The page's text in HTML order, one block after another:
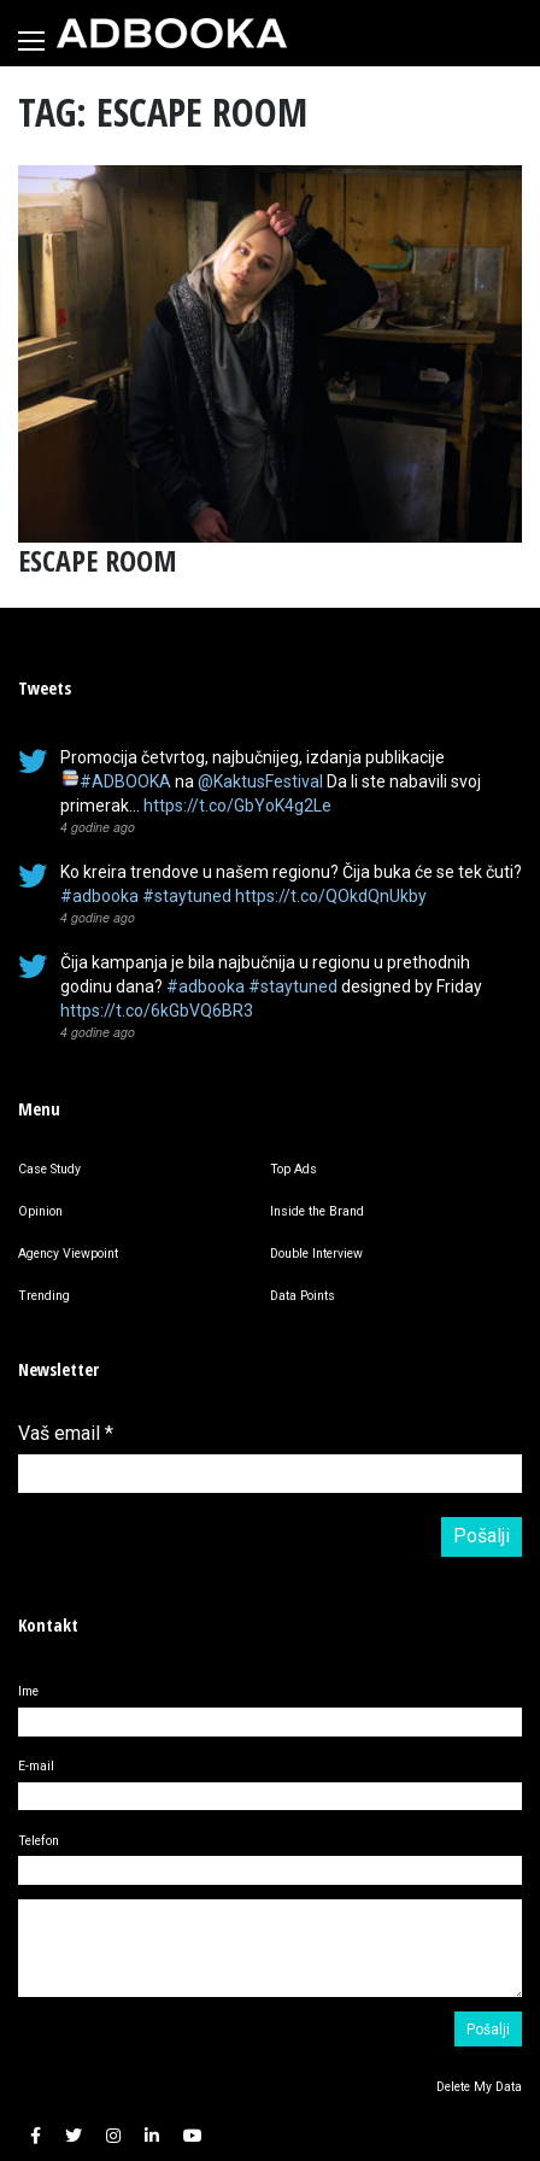
content
TAG: ESCAPE ROOM
ESCAPE ROOM
Tweets
Promocija četvrtog, najbučnijeg, izdanja publikacije
#ADBOOKA na @KaktusFestival Da li ste nabavili svoj
primerak…
https://t.co/GbYoK4g2Le
4 godine ago
Ko kreira trendove u našem regionu? Čija buka će se tek čuti?
#adbooka #staytuned https://t.co/QOkdQnUkby
4 godine ago
Čija kampanja je bila najbučnija u regionu u prethodnih
godinu dana? #adbooka #staytuned designed by Friday
https://t.co/6kGbVQ6BR3
4 godine ago
Menu
Case Study Top Ads
Opinion Inside the Brand
Agency Viewpoint Double Interview
Trending Data Points
Newsletter
Vaš email *
Kontakt
Ime
E-mail
Telefon
Delete My Data